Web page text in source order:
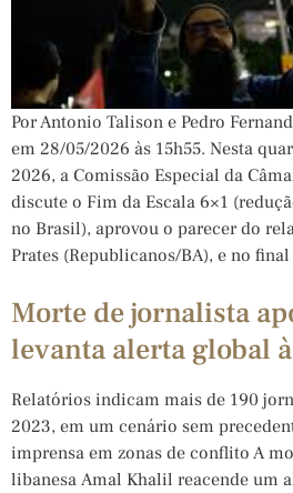
Por Antonio Talison e Pedro
em 28/05/2026 às 15h55. Nesta
2026, a Comissão Especial da
discute o Fim da Escala 6×1
no Brasil), aprovou o parecer do
Prates (Republicanos/BA), e no
Morte de jornalista
levanta alerta global
Relatórios indicam mais de 190
2023, em um cenário sem
imprensa em zonas de conflito A
libanesa Amal Khalil reacende um